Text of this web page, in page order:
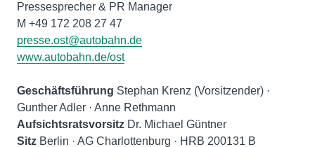
Pressesprecher & PR Manager
presse.ost@autobahn.de
www.autobahn.de/ost
Geschäftsführung Stephan Krenz (Vorsitzender) ·
Aufsichtsratsvorsitz
Sitz Berlin · AG Charlottenburg · HRB 200131 B